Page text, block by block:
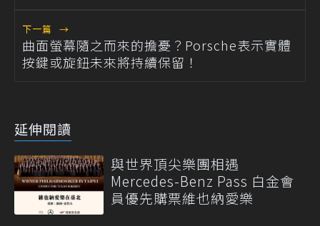
下一篇 →
曲面螢幕隨之而來的擔憂？Porsche表示實體
按鍵或旋鈕未來將持續保留！
延伸閱讀
與世界頂尖樂團相遇
Mercedes-Benz Pass 白金會
員優先購票維也納愛樂